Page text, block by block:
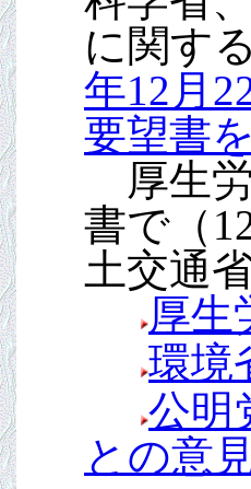
に関す
年12月
要望書
厚生労
書で（
土交通
厚生
環境
公明
との意